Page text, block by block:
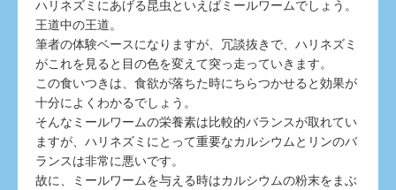
ハリネズミにあげる昆虫といえばミールワームでしょう。
王道中の王道。
筆者の体験ベースになりますが、冗談抜きで、ハリネズミ
がこれを見ると目の色を変えて突っ走っていきます。
この食いつきは、食欲が落ちた時にちらつかせると効果が
十分によくわかるでしょう。
そんなミールワームの栄養素は比較的バランスが取れてい
ますが、ハリネズミにとって重要なカルシウムとリンのバ
ランスは非常に悪いです。
故に、ミールワームを与える時はカルシウムの粉末をまぶ